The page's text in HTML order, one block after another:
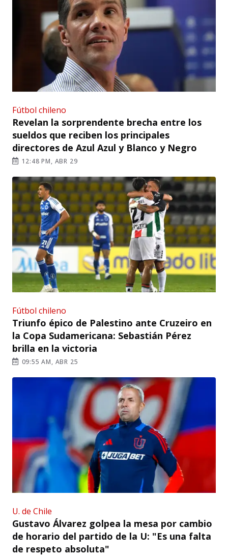
Fútbol chileno
Revelan la sorprendente brecha entre los
sueldos que reciben los principales
directores de Azul Azul y Blanco y Negro
12:48 PM, ABR 29
Fútbol chileno
Triunfo épico de Palestino ante Cruzeiro en
la Copa Sudamericana: Sebastián Pérez
brilla en la victoria
09:55 AM, ABR 25
U. de Chile
Gustavo Álvarez golpea la mesa por cambio
de horario del partido de la U: "Es una falta
de respeto absoluta"